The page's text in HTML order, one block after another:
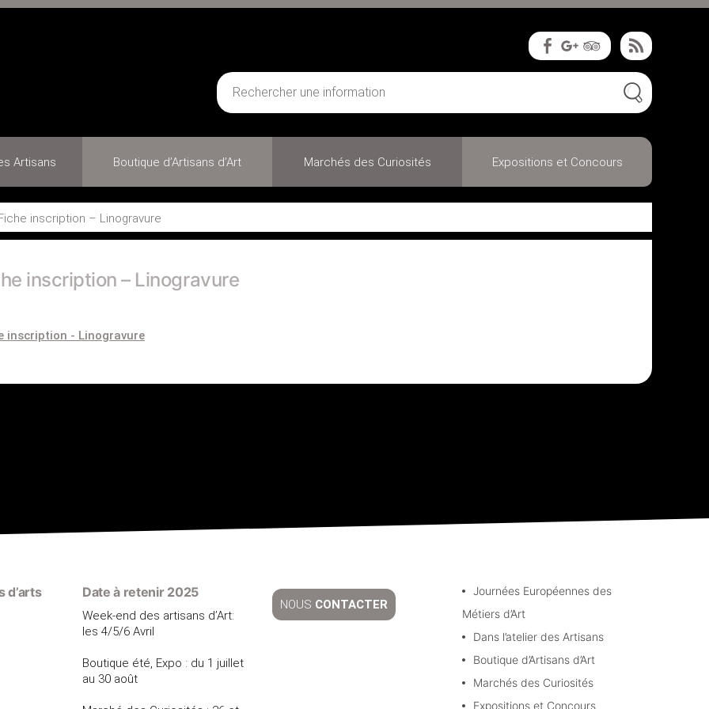
Artisans Boutique d’Artisans d’Art Marchés des Curiosités Expositions et Concours
inscription – Linogravure
inscription – Linogravure
inscription - Linogravure
d’arts Date à retenir 2025
Week-end des artisans d’Art:
les 4/5/6 Avril
Boutique été, Expo : du 1 juillet
au 30 août
NOUS CONTACTER
Journées Européennes des
Métiers d’Art
Dans l’atelier des Artisans
Boutique d’Artisans d’Art
Marchés des Curiosités
Expositions et Concours